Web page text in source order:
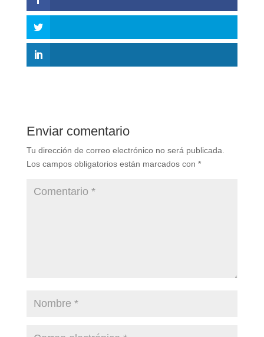
Enviar comentario
Tu dirección de correo electrónico no será publicada.
Los campos obligatorios están marcados con *